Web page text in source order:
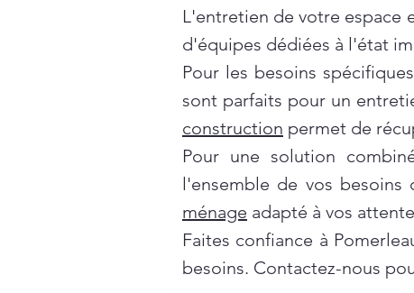
L'entretien de votre espace
d'équipes dédiées à l'état
Pour les besoins
sont parfaits pour un
construction permet de
Pour une solution
l'ensemble de vos besoins
ménage adapté à vos
Faites confiance à
besoins. Contactez-nous